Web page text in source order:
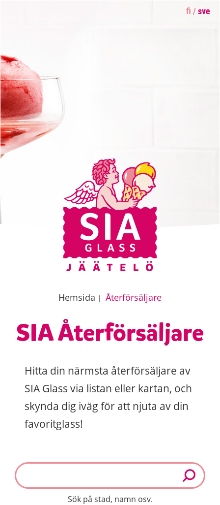
fi /sve
Hemsida | Återförsäljare
SIA Återförsäljare
Hitta din närmsta återförsäljare av
SIA Glass via listan eller kartan, och
skynda dig iväg för att njuta av din
favoritglass!
Sök på stad, namn osv.